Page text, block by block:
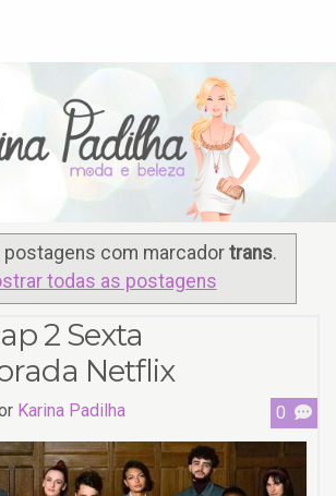
postagens com marcador trans.
todas as postagens
2 Sexta
Netflix
Karina Padilha 0